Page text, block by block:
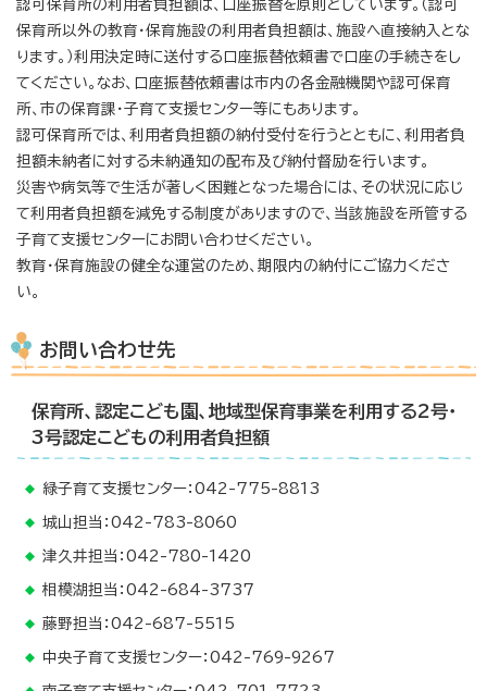
認可保育所の利用者負担額は、口座振替を原則としています。（認可
保育所以外の教育・保育施設の利用者負担額は、施設へ直接納入とな
ります。）利用決定時に送付する口座振替依頼書で口座の手続きをし
てください。なお、口座振替依頼書は市内の各金融機関や認可保育
所、市の保育課・子育て支援センター等にもあります。
認可保育所では、利用者負担額の納付受付を行うとともに、利用者負
担額未納者に対する未納通知の配布及び納付督励を行います。
災害や病気等で生活が著しく困難となった場合には、その状況に応じ
て利用者負担額を減免する制度がありますので、当該施設を所管する
子育て支援センターにお問い合わせください。
教育・保育施設の健全な運営のため、期限内の納付にご協力くださ
い。
お問い合わせ先
保育所、認定こども園、地域型保育事業を利用する2号・
3号認定こどもの利用者負担額
緑子育て支援センター：042-775-8813
城山担当：042-783-8060
津久井担当：042-780-1420
相模湖担当：042-684-3737
藤野担当：042-687-5515
中央子育て支援センター：042-769-9267